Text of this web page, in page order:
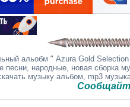
альобм " Azura Gold
песни, народные, новая сборка
музыку альбом, mp3
Сообщайте в